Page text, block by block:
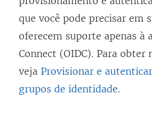
que você pode precisar em
oferecem suporte apenas à
Connect (OIDC). Para obter
veja Provisionar e
grupos de identidade.